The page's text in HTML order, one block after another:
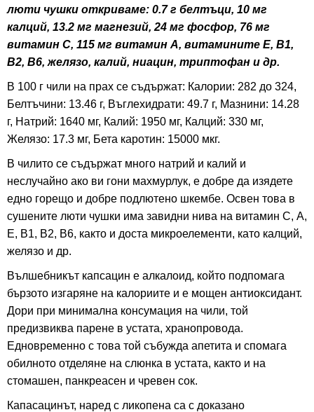
люти чушки откриваме: 0.7 г белтъци, 10 мг
калций, 13.2 мг магнезий, 24 мг фосфор, 76 мг
витамин С, 115 мг витамин А, витамините Е, В1,
В2, В6, желязо, калий, ниацин, триптофан и др.
В 100 г чили на прах се съдържат: Калории: 282 до 324,
Белтъчини: 13.46 г, Въглехидрати: 49.7 г, Мазнини: 14.28
г, Натрий: 1640 мг, Калий: 1950 мг, Калций: 330 мг,
Желязо: 17.3 мг, Бета каротин: 15000 мкг.
В чилито се съдържат много натрий и калий и
неслучайно ако ви гони махмурлук, е добре да изядете
едно горещо и добре подлютено шкембе. Освен това в
сушените люти чушки има завидни нива на витамин С, А,
Е, B1, B2, B6, както и доста микроелементи, като калций,
желязо и др.
Вълшебникът капсацин е алкалоид, който подпомага
бързото изгаряне на калориите и е мощен антиоксидант.
Дори при минимална консумация на чили, той
предизвиква парене в устата, хранопровода.
Едновременно с това той събужда апетита и спомага
обилното отделяне на слюнка в устата, както и на
стомашен, панкреасен и чревен сок.
Капасацинът, наред с ликопена са с доказано